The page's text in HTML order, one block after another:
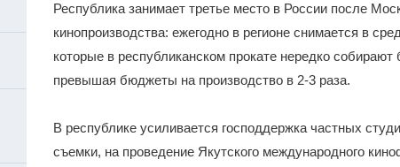
Республика занимает третье место в России после
кинопроизводства: ежегодно в регионе снимается в
которые в республиканском прокате нередко
превышая бюджеты на производство в 2-3 раза.
В республике усиливается господдержка частных
съемки, на проведение Якутского международного